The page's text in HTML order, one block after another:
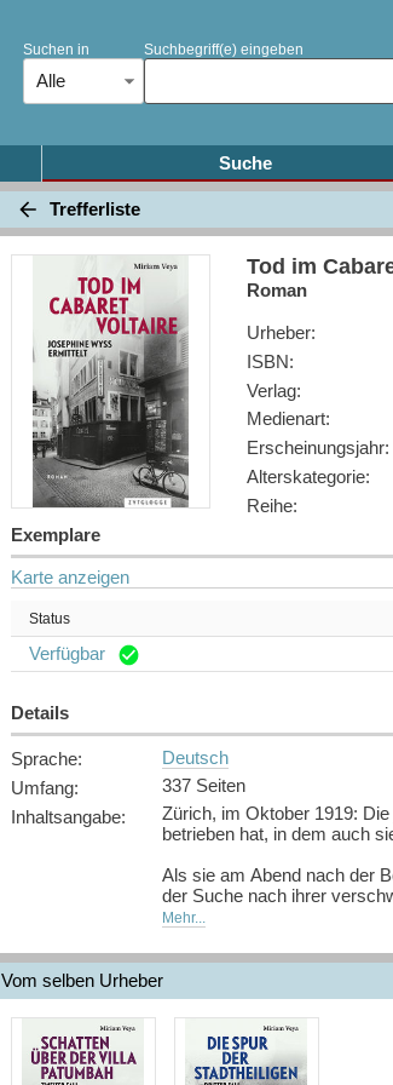
Suchen in
Alle
Suchbegriff(e) eingeben
Suche
Trefferliste
Tod im
Roman
Urheber:
ISBN:
Verlag:
Medienart:
Erscheinungsjahr:
Alterskategorie:
Reihe:
Exemplare
Karte anzeigen
Status
Verfügbar
Details
Sprache:
Deutsch
Umfang:
337 Seiten
Inhaltsangabe:
Zürich, im Oktober 1919:
betrieben hat, in dem auch
Als sie am Abend nach der
der Suche nach ihrer
Auftraggeberin als Künstlerin
Eigentlich will Josephine
herabstürzenden
ermitteln.
Dabei bringt sie nicht nur
Frau ein unabhängiges
aktuellen Bezug
Mehr...
Vom selben Urheber